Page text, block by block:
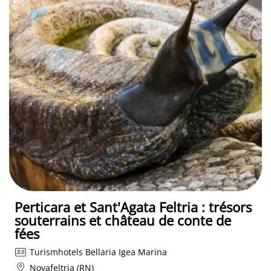
Perticara et Sant'Agata Feltria : trésors
souterrains et château de conte de
fées
Turismhotels Bellaria Igea Marina
Novafeltria (RN)